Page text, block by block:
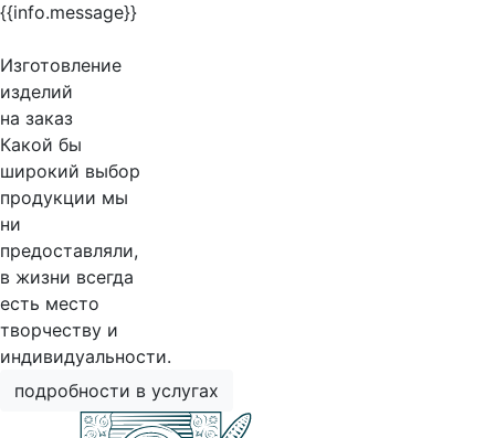
{{info.message}}
Изготовление
изделий
на заказ
Какой бы
широкий выбор
продукции мы
ни
предоставляли,
в жизни всегда
есть место
творчеству и
индивидуальности.
подробности в услугах